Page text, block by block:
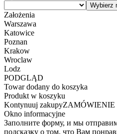
Założenia
Warszawa
Katowice
Poznan
Krakow
Wroclaw
Lodz
PODGLĄD
Towar dodany do koszyka
Produkt w koszyku
Kontynuuj zakupyZAMÓWIENIE
Okno informacyjne
Заполните форму, и мы
подсказку о том, что Вам